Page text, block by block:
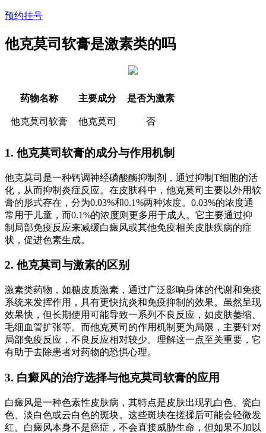
预约挂号
他克莫司软膏是激素类的吗
药物名称 主要成分 是否为激素
他克莫司软膏 他克莫司 否
1. 他克莫司软膏的成分与作用机制
他克莫司是一种钙调神经磷酸酶抑制剂，通过抑制T细胞的活
化，从而抑制炎症反应。在皮肤科中，他克莫司主要以外用软
膏的形式存在，分为0.03%和0.1%两种浓度。0.03%的浓度通
常用于儿童，而0.1%的浓度则更多用于成人。它主要通过抑
制局部免疫反应来减缓白癜风或其他免疫相关皮肤疾病的症
状，促进色素生成。
2. 他克莫司与激素的区别
激素类药物，如糖皮质激素，通过广泛影响身体的代谢和免疫
系统来发挥作用，具有更快抗炎和免疫抑制的效果。虽然呈现
效果快，但长期使用可能导致一系列不良反应，如皮肤萎缩、
毛细血管扩张等。而他克莫司的作用机制更为局限，主要针对
局部免疫反应，不良反应相对较少。理解这一点至关重要，它
有助于去除患者对药物的恐惧心理。
3. 白癜风的治疗选择与他克莫司软膏的应用
白癜风是一种色素性皮肤病，其特点是皮肤出现乳白色、瓷白
色、淡白色或云白色的斑块。这些斑块在搓揉后可能会轻微发
红。白癜风本身不是癌症，不会直接威胁生命，但如果不加以